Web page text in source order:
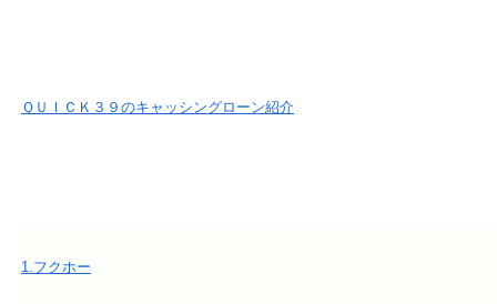
ＱＵＩＣＫ３９のキャッシングローン紹介
1.フクホー